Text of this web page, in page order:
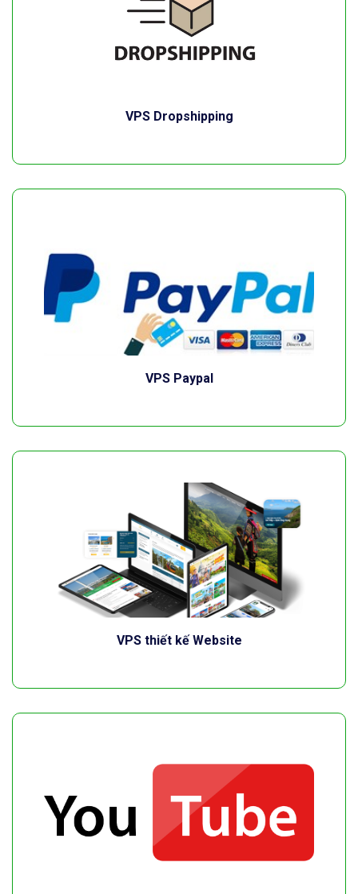
VPS Dropshipping
VPS Paypal
VPS thiết kế Website